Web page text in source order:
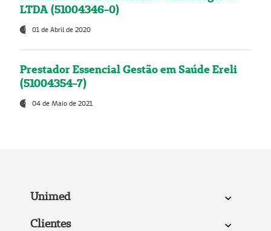
LTDA (51004346-0)
01 de Abril de 2020
Prestador Essencial Gestão em Saúde Ereli
(51004354-7)
04 de Maio de 2021
Unimed
Clientes